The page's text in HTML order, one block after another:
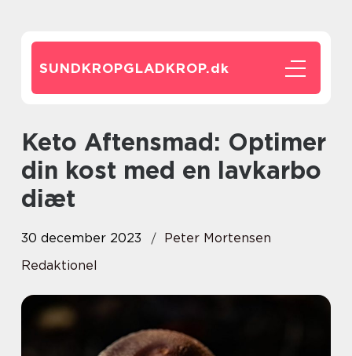
SUNDKROPGLADKROP.dk
Keto Aftensmad: Optimer
din kost med en lavkarbo
diæt
30 december 2023
Peter Mortensen
Redaktionel